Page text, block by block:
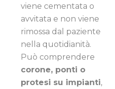
viene cementata o
avvitata e non viene
rimossa dal paziente
nella quotidianità.
Può comprendere
corone, ponti o
protesi su impianti,